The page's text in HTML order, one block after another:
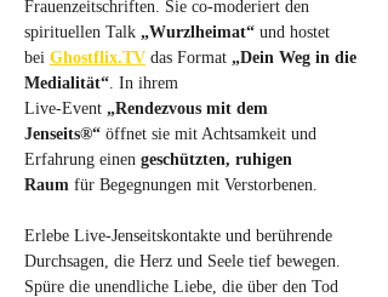
Frauenzeitschriften. Sie co‑moderiert den
spirituellen Talk „Wurzlheimat“ und hostet
bei Ghostflix.TV das Format „Dein Weg in die
Medialität“. In ihrem
Live‑Event „Rendezvous mit dem
Jenseits®“ öffnet sie mit Achtsamkeit und
Erfahrung einen geschützten, ruhigen
Raum für Begegnungen mit Verstorbenen.
Erlebe Live-Jenseitskontakte und berührende
Durchsagen, die Herz und Seele tief bewegen.
Spüre die unendliche Liebe, die über den Tod